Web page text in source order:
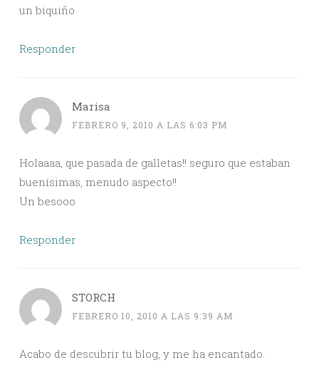
un biquiño
Responder
Marisa
FEBRERO 9, 2010 A LAS 6:03 PM
Holaaaa, que pasada de galletas!! seguro que estaban
buenísimas, menudo aspecto!!
Un besooo
Responder
STORCH
FEBRERO 10, 2010 A LAS 9:39 AM
Acabo de descubrir tu blog, y me ha encantado.